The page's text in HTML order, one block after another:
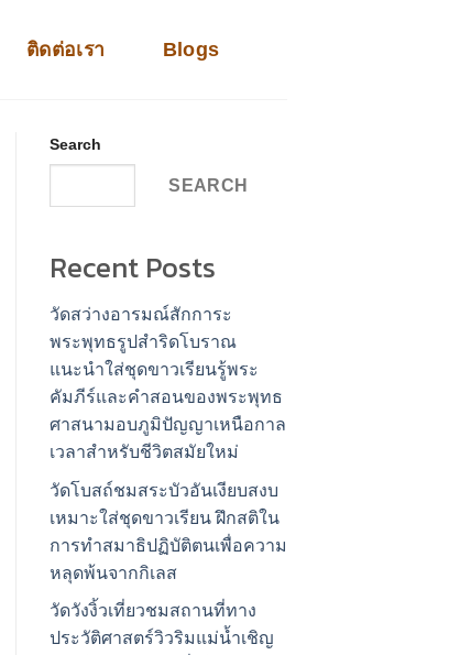
ติดต่อเรา Blogs
Search
SEARCH
Recent Posts
วัดสว่างอารมณ์สักการะ
พระพุทธรูปสำริดโบราณ
แนะนำใส่ชุดขาวเรียนรู้พระ
คัมภีร์และคำสอนของพระพุทธ
ศาสนามอบภูมิปัญญาเหนือกาล
เวลาสำหรับชีวิตสมัยใหม่
วัดโบสถ์ชมสระบัวอันเงียบสงบ
เหมาะใส่ชุดขาวเรียน ฝึกสติใน
การทำสมาธิปฏิบัติตนเพื่อความ
หลุดพ้นจากกิเลส
วัดวังงิ้วเที่ยวชมสถานที่ทาง
ประวัติศาสตร์วิวริมแม่น้ำเชิญ